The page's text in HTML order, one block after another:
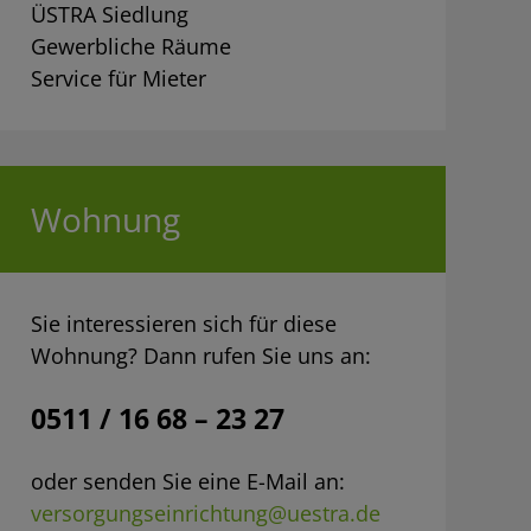
ÜSTRA Siedlung
Gewerbliche Räume
Service für Mieter
Wohnung
Sie interessieren sich für diese
Wohnung? Dann rufen Sie uns an:
0511 / 16 68 – 23 27
oder senden Sie eine E-Mail an:
versorgungseinrichtung@uestra.de